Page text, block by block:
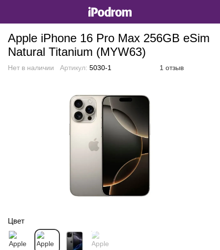
Apple iPhone 16 Pro Max 256GB eSim
Natural Titanium (MYW63)
Нет в наличии Артикул: 5030-1 1 отзыв
Цвет